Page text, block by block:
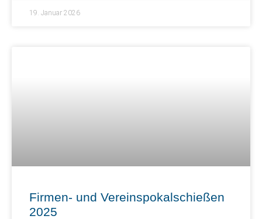
19. Januar 2026
Firmen- und Vereinspokalschießen
2025